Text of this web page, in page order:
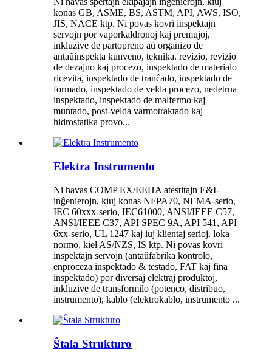
konas GB, ASME, BS, ASTM, API, AWS, ISO,
JIS, NACE ktp. Ni povas kovri inspektajn
servojn por vaporkaldronoj kaj premujoj,
inkluzive de partopreno aŭ organizo de
antaŭinspekta kunveno, teknika. revizio, revizio
de dezajno kaj procezo, inspektado de materialo
ricevita, inspektado de tranĉado, inspektado de
formado, inspektado de velda procezo, nedetrua
inspektado, inspektado de malfermo kaj
muntado, post-velda varmotraktado kaj
hidrostatika provo...
Elektra Instrumento
Ni havas COMP EX/EEHA atestitajn E&I-
inĝenierojn, kiuj konas NFPA70, NEMA-serio,
IEC 60xxx-serio, IEC61000, ANSI/IEEE C57,
ANSI/IEEE C37, API SPEC 9A, API 541, API
6xx-serio, UL 1247 kaj iuj klientaj serioj. loka
normo, kiel AS/NZS, IS ktp. Ni povas kovri
inspektajn servojn (antaŭfabrika kontrolo,
enproceza inspektado & testado, FAT kaj fina
inspektado) por diversaj elektraj produktoj,
inkluzive de transformilo (potenco, distribuo,
instrumento), kablo (elektrokablo, instrumento ...
Ŝtala Strukturo